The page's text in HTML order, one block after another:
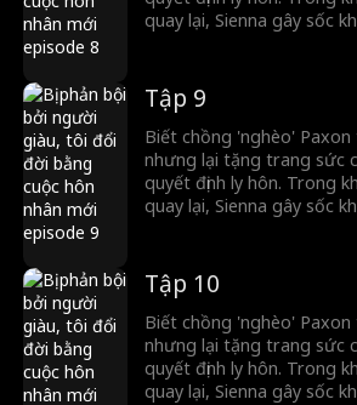
quay lại, Sienna gây sốc
Tập 9
Biết chồng 'nghèo'
nhưng lại tặng trang sức
quyết định ly hôn. Trong
quay lại, Sienna gây sốc
Tập 10
Biết chồng 'nghèo'
nhưng lại tặng trang sức
quyết định ly hôn. Trong
quay lại, Sienna gây sốc